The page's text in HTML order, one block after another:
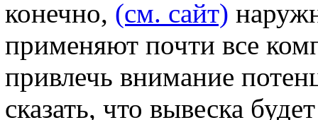
конечно, (см. сайт)
применяют почти все
привлечь внимание
сказать, что вывеска